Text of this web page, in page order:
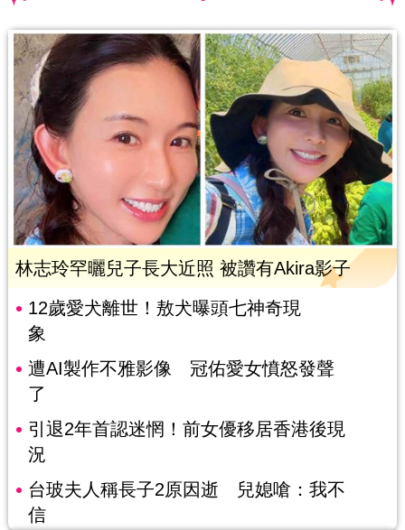
林志玲罕曬兒子長大近照 被讚有Akira影子
12歲愛犬離世！敖犬曝頭七神奇現
象
遭AI製作不雅影像 冠佑愛女憤怒發聲
了
引退2年首認迷惘！前女優移居香港後現
況
台玻夫人稱長子2原因逝 兒媳嗆：我不
信